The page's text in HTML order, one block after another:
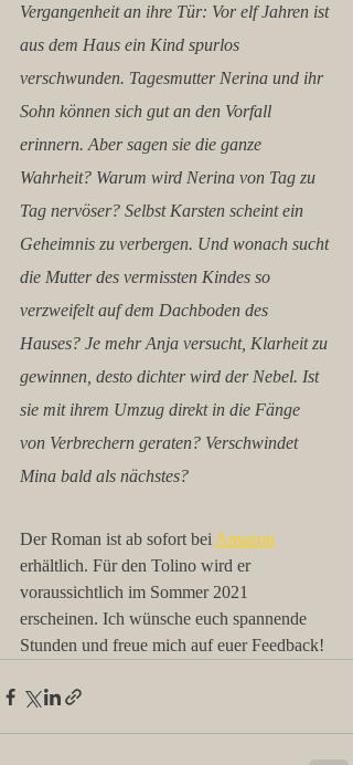
Vergangenheit an ihre Tür: Vor elf Jahren ist
aus dem Haus ein Kind spurlos
verschwunden. Tagesmutter Nerina und ihr
Sohn können sich gut an den Vorfall
erinnern. Aber sagen sie die ganze
Wahrheit? Warum wird Nerina von Tag zu
Tag nervöser? Selbst Karsten scheint ein
Geheimnis zu verbergen. Und wonach sucht
die Mutter des vermissten Kindes so
verzweifelt auf dem Dachboden des
Hauses? Je mehr Anja versucht, Klarheit zu
gewinnen, desto dichter wird der Nebel. Ist
sie mit ihrem Umzug direkt in die Fänge
von Verbrechern geraten? Verschwindet
Mina bald als nächstes?
Der Roman ist ab sofort bei Amazon
erhältlich. Für den Tolino wird er
voraussichtlich im Sommer 2021
erscheinen. Ich wünsche euch spannende
Stunden und freue mich auf euer Feedback!